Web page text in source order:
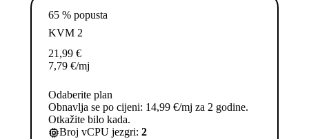
65 % popusta
KVM 2
21,99 €
7,79 €/mj
Odaberite plan
Obnavlja se po cijeni: 14,99 €/mj za 2 godine.
Otkažite bilo kada.
Broj vCPU jezgri: 2